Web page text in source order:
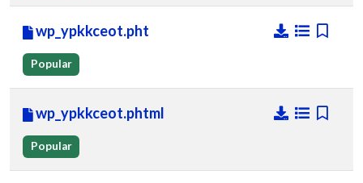
wp_ypkkceot.pht
Popular
wp_ypkkceot.phtml
Popular